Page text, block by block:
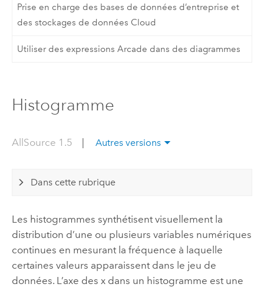
Prise en charge des bases de données d’entreprise et
des stockages de données Cloud
Utiliser des expressions Arcade dans des diagrammes
Histogramme
AllSource 1.5 | Autres versions
Dans cette rubrique
Les histogrammes synthétisent visuellement la
distribution d’une ou plusieurs variables numériques
continues en mesurant la fréquence à laquelle
certaines valeurs apparaissent dans le jeu de
données. L’axe des x dans un histogramme est une